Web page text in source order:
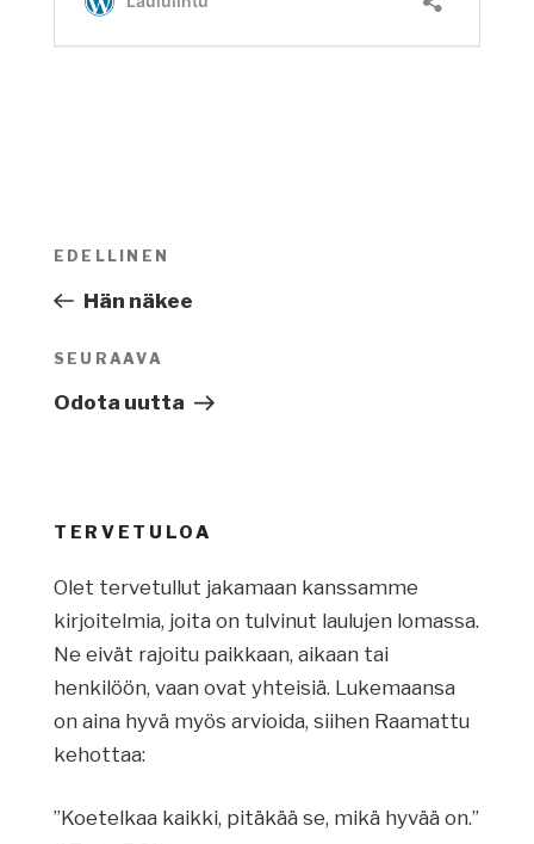
Artikkelien
Edellinen
artikkeli
EDELLINEN
Hän näkee
Seuraava
artikkeli
SEURAAVA
Odota uutta
TERVETULOA
Olet tervetullut jakamaan kanssamme
kirjoitelmia, joita on tulvinut laulujen lomassa.
Ne eivät rajoitu paikkaan, aikaan tai
henkilöön, vaan ovat yhteisiä. Lukemaansa
on aina hyvä myös arvioida, siihen Raamattu
kehottaa:
”Koetelkaa kaikki, pitäkää se, mikä hyvää on.”